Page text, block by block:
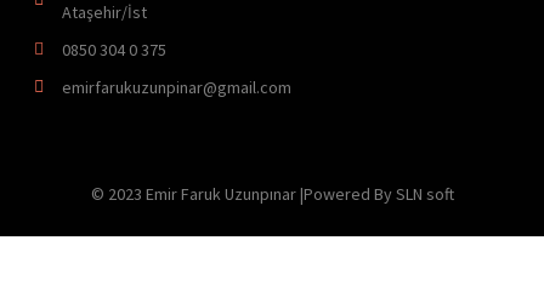
Ataşehir/İst
0850 304 0 375
emirfarukuzunpinar@gmail.com
© 2023 Emir Faruk Uzunpınar |Powered By SLN soft